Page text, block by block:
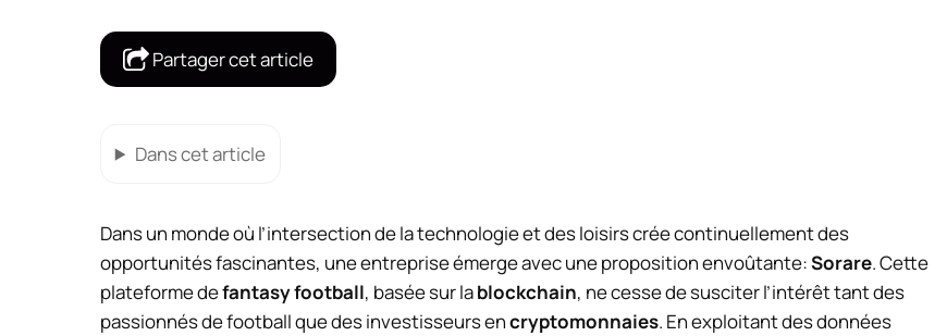
Partager cet article
Dans cet article
Dans un monde où l’intersection de la technologie et des loisirs crée continuellement des
opportunités fascinantes, une entreprise émerge avec une proposition envoûtante:Sorare. Cette
plateforme defantasy football, basée sur lablockchain, ne cesse de susciter l’intérêt tant des
passionnés de football que des investisseurs encryptomonnaies. En exploitant des données